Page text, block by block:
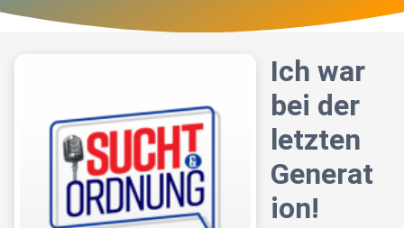
Ich war
bei der
letzten
Generat
ion!